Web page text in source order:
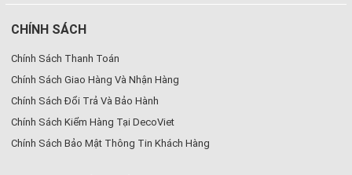
CHÍNH SÁCH
Chính Sách Thanh Toán
Chính Sách Giao Hàng Và Nhận Hàng
Chính Sách Đổi Trả Và Bảo Hành
Chính Sách Kiểm Hàng Tại DecoViet
Chính Sách Bảo Mật Thông Tin Khách Hàng